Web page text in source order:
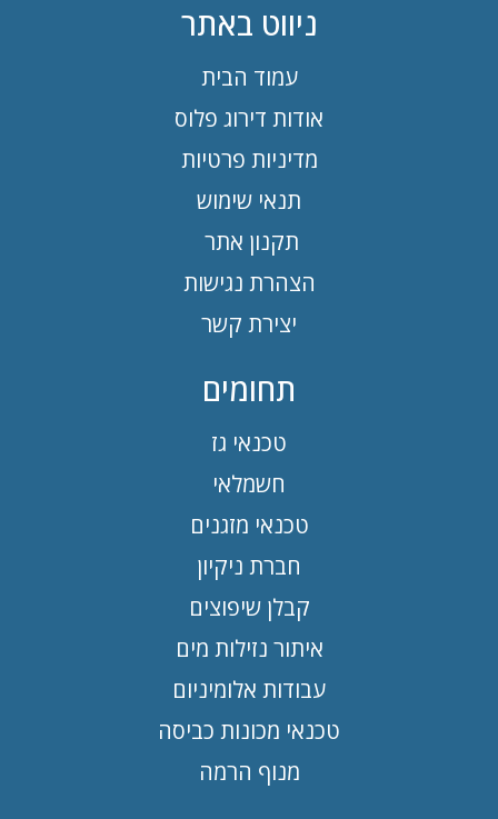
ניווט באתר
עמוד הבית
אודות דירוג פלוס
מדיניות פרטיות
תנאי שימוש
תקנון אתר
הצהרת נגישות
יצירת קשר
תחומים
טכנאי גז
חשמלאי
טכנאי מזגנים
חברת ניקיון
קבלן שיפוצים
איתור נזילות מים
עבודות אלומיניום
טכנאי מכונות כביסה
מנוף הרמה